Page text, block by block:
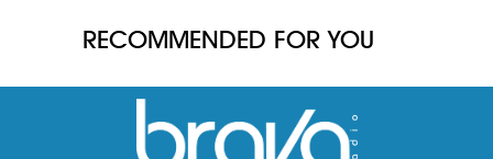
RECOMMENDED FOR YOU